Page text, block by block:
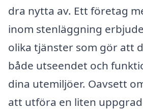
dra nytta av. Ett företag
inom stenläggning
olika tjänster som gör att
både utseendet och
dina utemiljöer. Oavsett
att utföra en liten